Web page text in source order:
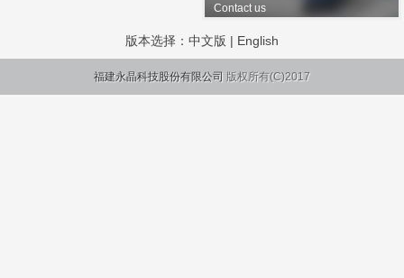
Contact us
版本选择： 中文版 | English
福建永晶科技股份有限公司 版权所有(C)2017